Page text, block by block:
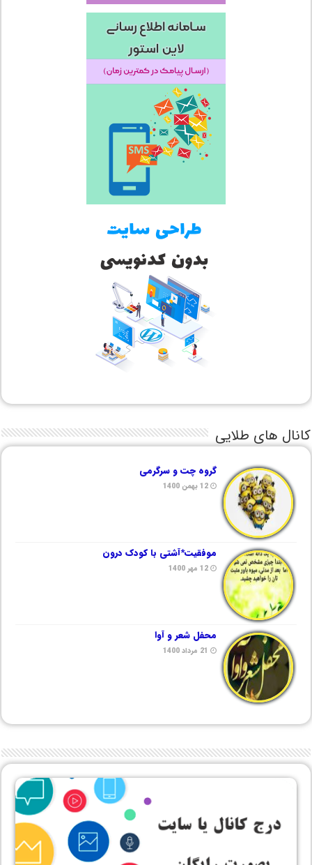
کانال های طلایی
گروه چت و سرگرمی
12 بهمن 1400
موفقیت*آشتی با کودک درون
12 مهر 1400
محفل شعر و آوا
21 مرداد 1400